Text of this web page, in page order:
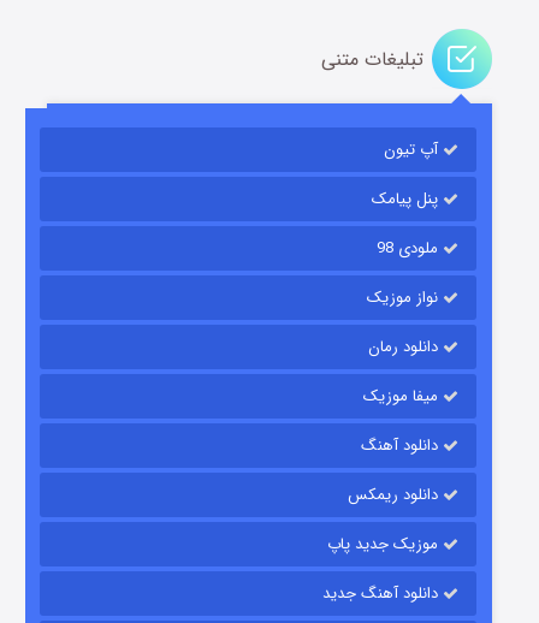
باب اسفنجی فصل ۱۷
قسمت۶ (زیرنویس) منتشر شد
قسمت۱۵ (دوبله) منتشر شد
تبلیغات متنی
آپ تیون
پنل پیامک
ملودی 98
نواز موزیک
دانلود رمان
میفا موزیک
دانلود آهنگ
دانلود ریمکس
موزیک جدید پاپ
دانلود آهنگ جدید